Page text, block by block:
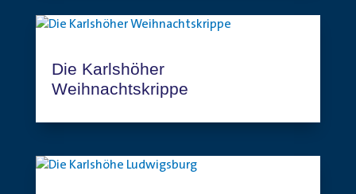
Die Karlshöher
Weihnachtskrippe